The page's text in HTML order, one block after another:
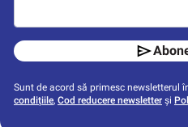
Sunt de acord să primesc newsletterul
condițiile, Cod reducere newsletter și